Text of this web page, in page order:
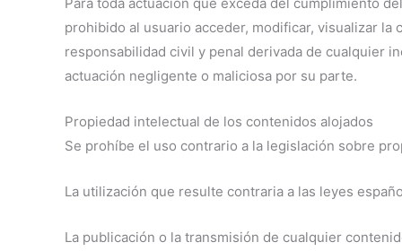
prohibido al usuario acceder, modificar, visualizar la
responsabilidad civil y penal derivada de cualquier
actuación negligente o maliciosa por su parte.
Propiedad intelectual de los contenidos alojados
Se prohíbe el uso contrario a la legislación sobre
La utilización que resulte contraria a las leyes
La publicación o la transmisión de cualquier